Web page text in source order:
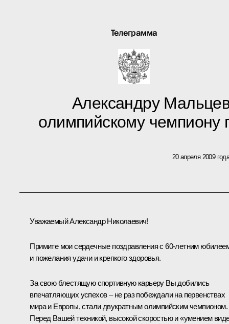
Телеграмма
Александру
олимпийскому чемпиону
20 апреля 2009
Уважаемый Александр Николаевич!
Примите мои сердечные поздравления с 60-летним
и пожелания удачи и крепкого здоровья.
За свою блестящую спортивную карьеру Вы добились
впечатляющих успехов – не раз побеждали на первенствах
мира и Европы, стали двукратным олимпийским чемпионом.
Перед Вашей техникой, высокой скоростью и «умением